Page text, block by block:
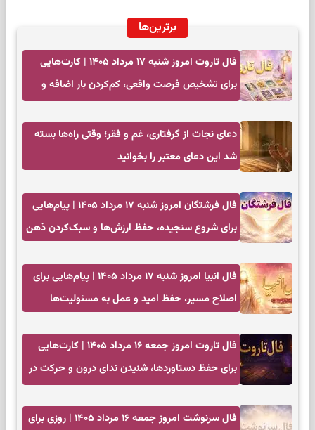
برترین‌ها
فال تاروت امروز شنبه ۱۷ مرداد ۱۴۰۵ | کارت‌هایی
برای تشخیص فرصت واقعی، کم‌کردن بار اضافه و
دعای نجات از گرفتاری، غم و فقر؛ وقتی راه‌ها بسته
شد این دعای معتبر را بخوانید
فال فرشتگان امروز شنبه ۱۷ مرداد ۱۴۰۵ | پیام‌هایی
برای شروع سنجیده، حفظ ارزش‌ها و سبک‌کردن ذهن
فال انبیا امروز شنبه ۱۷ مرداد ۱۴۰۵ | پیام‌هایی برای
اصلاح مسیر، حفظ امید و عمل به مسئولیت‌ها
فال تاروت امروز جمعه ۱۶ مرداد ۱۴۰۵ | کارت‌هایی
برای حفظ دستاوردها، شنیدن ندای درون و حرکت در
فال سرنوشت امروز جمعه ۱۶ مرداد ۱۴۰۵ | روزی برای